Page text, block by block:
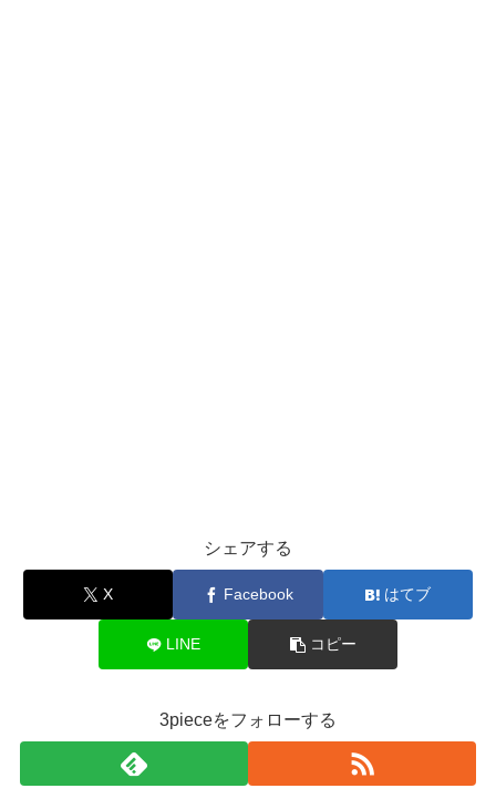
シェアする
X Facebook はてブ
LINE コピー
3pieceをフォローする